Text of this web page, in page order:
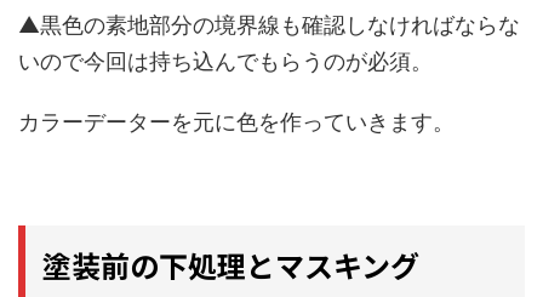
▲黒色の素地部分の境界線も確認しなければならな
いので今回は持ち込んでもらうのが必須。
カラーデーターを元に色を作っていきます。
塗装前の下処理とマスキング